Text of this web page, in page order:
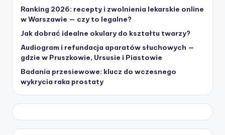
Ranking 2026: recepty i zwolnienia lekarskie online
w Warszawie — czy to legalne?
Jak dobrać idealne okulary do kształtu twarzy?
Audiogram i refundacja aparatów słuchowych —
gdzie w Pruszkowie, Ursusie i Piastowie
Badania przesiewowe: klucz do wczesnego
wykrycia raka prostaty